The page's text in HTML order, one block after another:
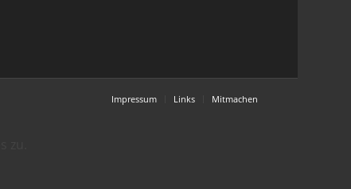
Impressum Links Mitmachen